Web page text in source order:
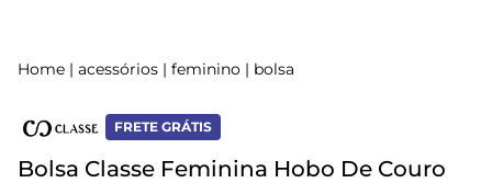
Home | acessórios | feminino | bolsa
FRETE GRÁTIS
Bolsa Classe Feminina Hobo De Couro